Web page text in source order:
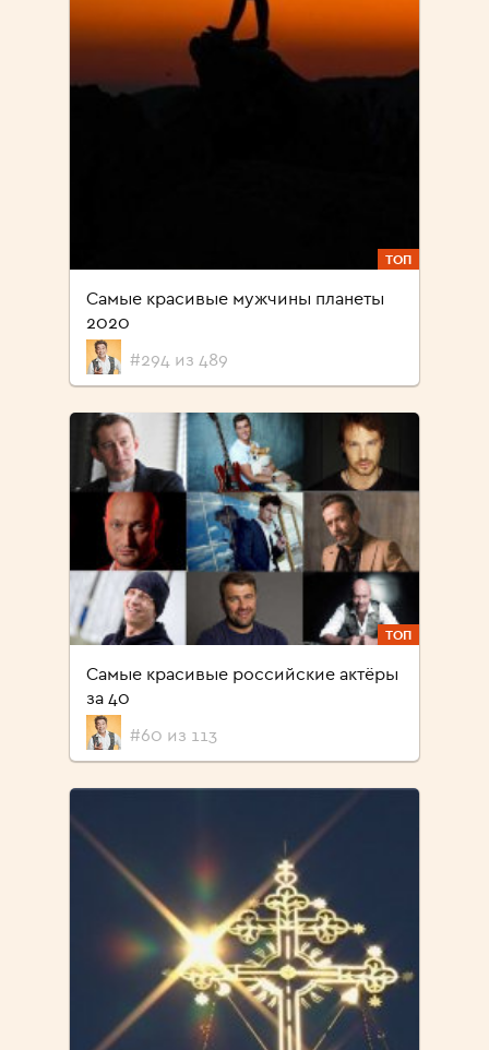
ТОП
Самые красивые мужчины планеты
2020
#294 из 489
ТОП
Самые красивые российские актёры
за 40
#60 из 113